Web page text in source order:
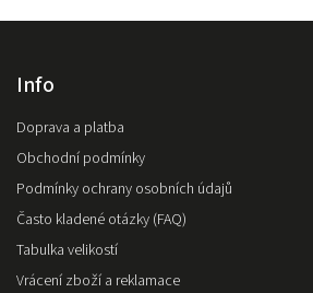
Info
Doprava a platba
Obchodní podmínky
Podmínky ochrany osobních údajů
Často kladené otázky (FAQ)
Tabulka velikostí
Vrácení zboží a reklamace